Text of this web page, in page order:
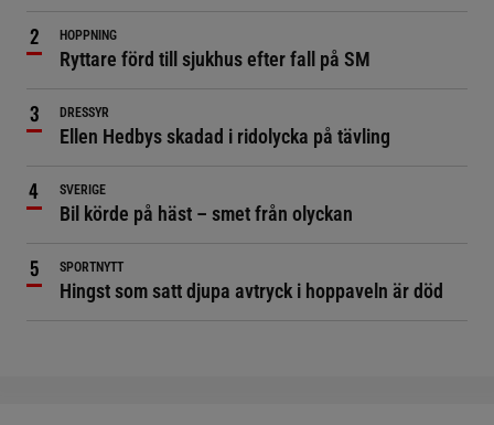
HOPPNING
Ryttare förd till sjukhus efter fall på SM
DRESSYR
Ellen Hedbys skadad i ridolycka på tävling
SVERIGE
Bil körde på häst – smet från olyckan
SPORTNYTT
Hingst som satt djupa avtryck i hoppaveln är död